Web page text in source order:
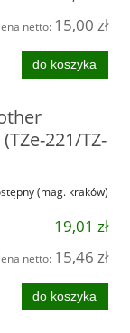
netto: 15,00 zł
do koszyka
221/TZ-
(mag. kraków)
19,01 zł
netto: 15,46 zł
do koszyka